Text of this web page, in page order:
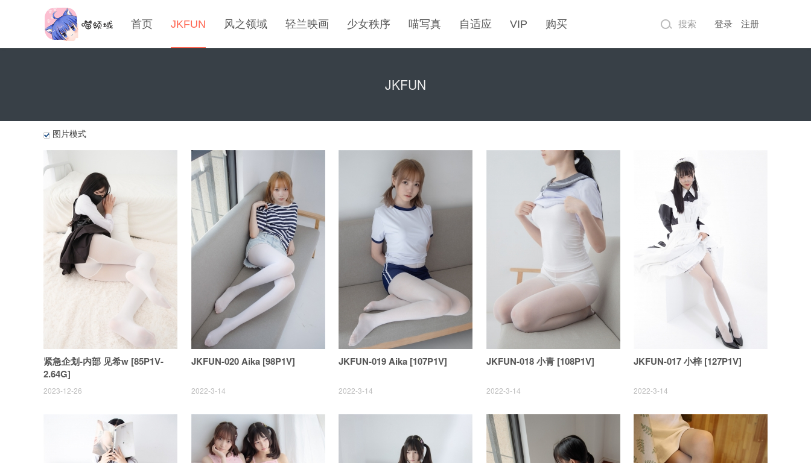
首页 JKFUN 风之领域 轻兰映画 少女秩序 喵写真 自适应 VIP 购买 登录 注册
搜索
JKFUN
图片模式
紧急企划-内部 见希w [85P1V-
2.64G]
2023-12-26
JKFUN-020 Aika [98P1V]
2022-3-14
JKFUN-019 Aika [107P1V]
2022-3-14
JKFUN-018 小青 [108P1V]
2022-3-14
JKFUN-017 小梓 [127P1V]
2022-3-14